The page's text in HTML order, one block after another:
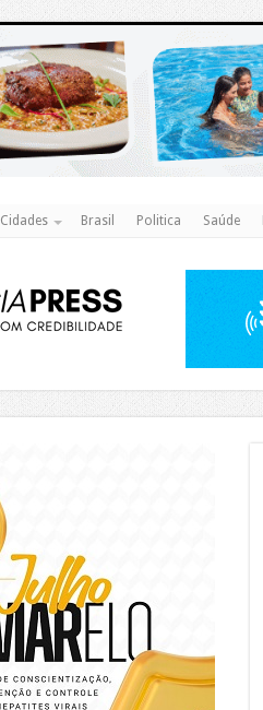
Cidades Brasil Politica Saúde